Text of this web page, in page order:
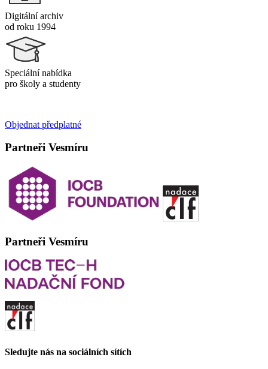
Digitální archiv
od roku 1994
Speciální nabídka
pro školy a studenty
Objednat předplatné
Partneři Vesmíru
Partneři Vesmíru
Sledujte nás na sociálních sítích